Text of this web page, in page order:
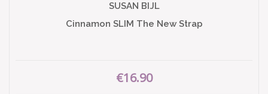
SUSAN BIJL
Cinnamon SLIM The New Strap
€16.90